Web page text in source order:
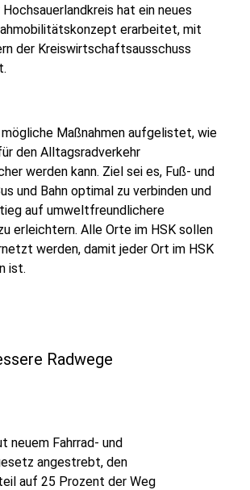
hat ein neues
erarbeitet, mit
der Kreiswirtschaftsausschuss
mögliche Maßnahmen aufgelistet, wie
den Alltagsradverkehr
werden kann. Ziel sei es, Fuß- und
und Bahn optimal zu verbinden und
auf umweltfreundlichere
erleichtern. Alle Orte im HSK sollen
werden, damit jeder Ort im HSK
ist.
Radwege
neuem Fahrrad- und
angestrebt, den
auf 25 Prozent der Weg